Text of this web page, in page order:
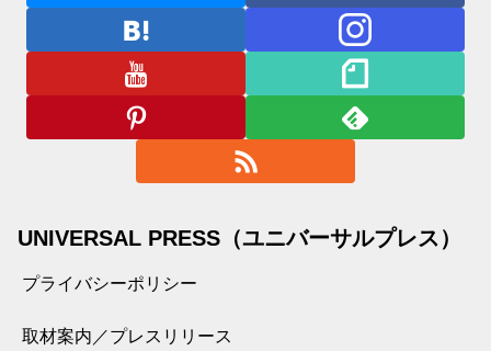
UNIVERSAL PRESS（ユニバーサルプレス）
プライバシーポリシー
取材案内／プレスリリース